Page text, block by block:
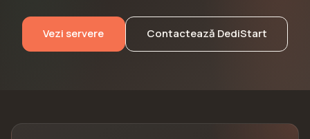
Vezi servere Contactează DediStart